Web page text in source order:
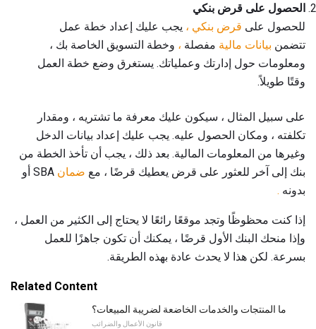
الحصول على قرض بنكي
للحصول على قرض بنكي ، يجب عليك إعداد خطة عمل
تتضمن بيانات مالية مفصلة ، وخطة التسويق الخاصة بك ،
ومعلومات حول إدارتك وعملياتك. يستغرق وضع خطة العمل
وقتًا طويلاً.
على سبيل المثال ، سيكون عليك معرفة ما تشتريه ، ومقدار
تكلفته ، ومكان الحصول عليه. يجب عليك إعداد بيانات الدخل
وغيرها من المعلومات المالية. بعد ذلك ، يجب أن تأخذ الخطة من
بنك إلى آخر للعثور على قرض يعطيك قرضًا ، مع ضمان
SBA أو
بدونه .
إذا كنت محظوظًا وتجد موقعًا رائعًا لا يحتاج إلى الكثير من العمل ،
وإذا منحك البنك الأول قرضًا ، يمكنك أن تكون جاهزًا للعمل
بسرعة. لكن هذا لا يحدث عادة بهذه الطريقة.
Related Content
ما المنتجات والخدمات الخاضعة لضريبة المبيعات؟
قانون الأعمال والضرائب